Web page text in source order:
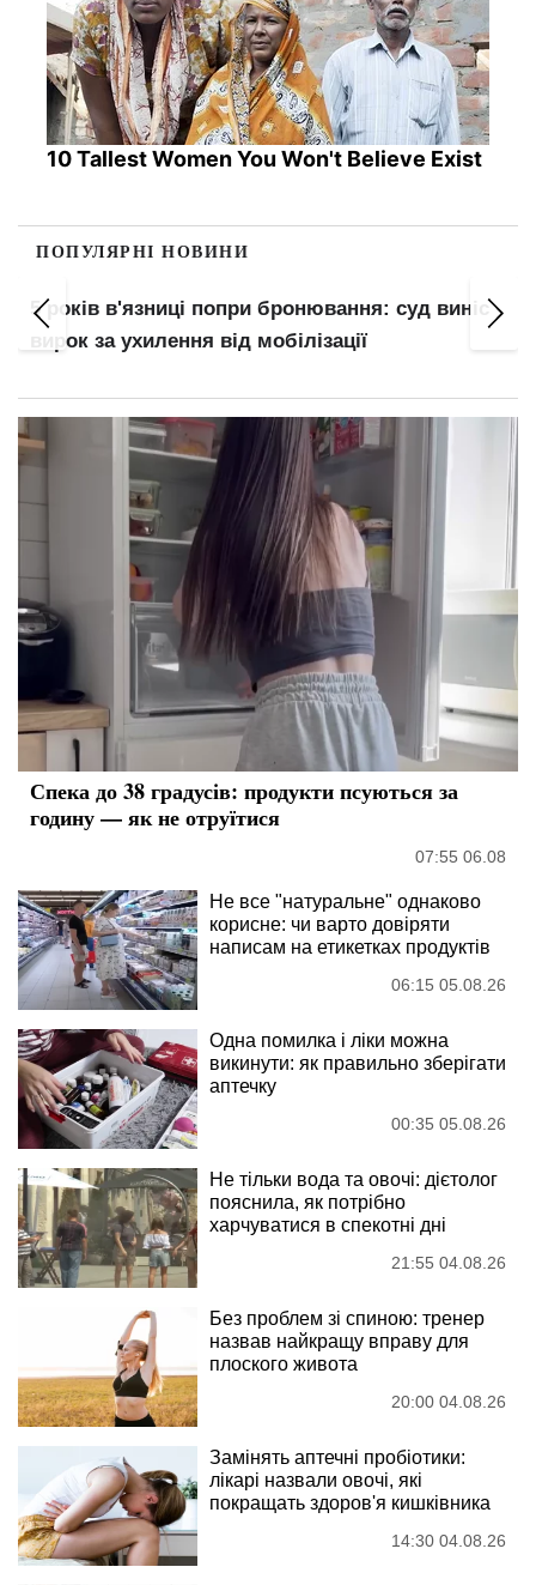
10 Tallest Women You Won't Believe Exist
ПОПУЛЯРНІ НОВИНИ
5 років в'язниці попри бронювання: суд виніс
вирок за ухилення від мобілізації
Спека до 38 градусів: продукти псуються за
годину — як не отруїтися
07:55 06.08
Не все "натуральне" однаково
корисне: чи варто довіряти
написам на етикетках продуктів
06:15 05.08.26
Одна помилка і ліки можна
викинути: як правильно зберігати
аптечку
00:35 05.08.26
Не тільки вода та овочі: дієтолог
пояснила, як потрібно
харчуватися в спекотні дні
21:55 04.08.26
Без проблем зі спиною: тренер
назвав найкращу вправу для
плоского живота
20:00 04.08.26
Замінять аптечні пробіотики:
лікарі назвали овочі, які
покращать здоров'я кишківника
14:30 04.08.26